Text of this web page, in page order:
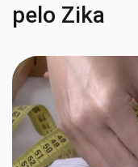
pelo Zika